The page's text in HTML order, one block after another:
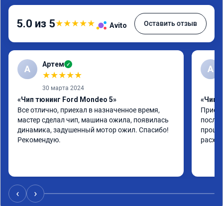
5.0 из 5★★★★★ Avito Оставить отзыв
А Артем ✓
★★★★★
30 марта 2024
«Чип тюнинг Ford Mondeo 5»
Все отлично, приехал в назначенное время,
мастер сделал чип, машина ожила, появилась
динамика, задушенный мотор ожил. Спасибо!
Рекомендую.
А
«Чип
после
‹ ›